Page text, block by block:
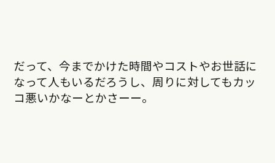
だって、今までかけた時間やコストやお世話に
なって人もいるだろうし、周りに対してもカッ
コ悪いかなーとかさーー。